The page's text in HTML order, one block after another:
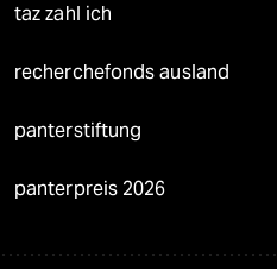
taz zahl ich
recherchefonds ausland
panterstiftung
panterpreis 2026